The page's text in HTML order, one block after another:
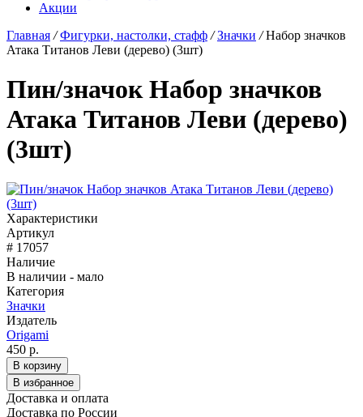
Акции
Главная / Фигурки, настолки, стафф / Значки / Набор значков
Атака Титанов Леви (дерево) (3шт)
Пин/значок Набор значков
Атака Титанов Леви (дерево)
(3шт)
Характеристики
Артикул
# 17057
Наличие
В наличии - мало
Категория
Значки
Издатель
Origami
450 р.
В корзину
В избранное
Доставка и оплата
Доставка по России